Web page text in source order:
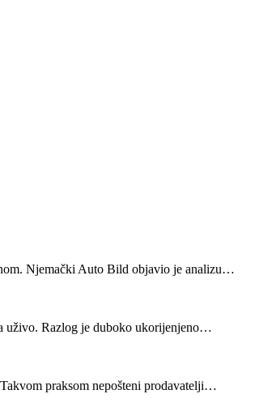
Njemački Auto Bild objavio je analizu…
uživo. Razlog je duboko ukorijenjeno…
praksom nepošteni prodavatelji…